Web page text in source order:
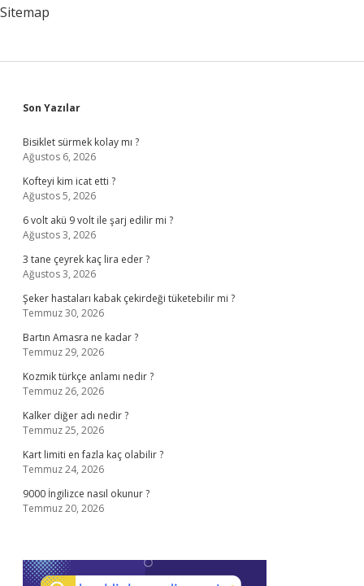
Sitemap
Sidebar
Son Yazılar
Bisiklet sürmek kolay mı ?
Ağustos 6, 2026
Kofteyi kim icat etti ?
Ağustos 5, 2026
6 volt akü 9 volt ile şarj edilir mi ?
Ağustos 3, 2026
3 tane çeyrek kaç lira eder ?
Ağustos 3, 2026
Şeker hastaları kabak çekirdeği tüketebilir mi ?
Temmuz 30, 2026
Bartın Amasra ne kadar ?
Temmuz 29, 2026
Kozmik türkçe anlamı nedir ?
Temmuz 26, 2026
Kalker diğer adı nedir ?
Temmuz 25, 2026
Kart limiti en fazla kaç olabilir ?
Temmuz 24, 2026
9000 İngilizce nasıl okunur ?
Temmuz 20, 2026